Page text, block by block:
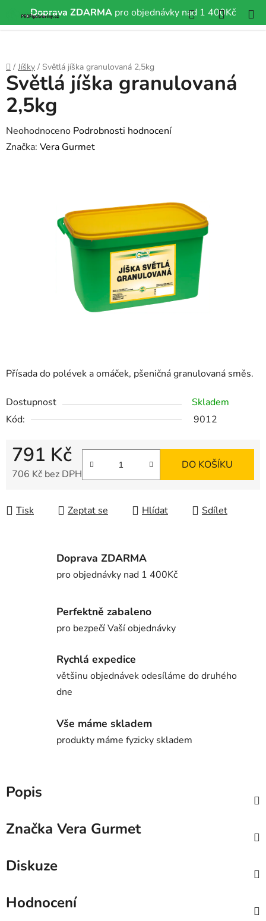
Doprava ZDARMA pro objednávky nad 1 400Kč
Přejít
Hledat
KOŠÍK
Domů
/ Jíšky / Světlá jíška granulovaná 2,5kg
Přísada do polévek a omáček, pšeničná granulovaná směs.
Dostupnost
Skladem
Kód:
9012
791 Kč
706 Kč bez DPH
DO KOŠÍKU
Tisk Zeptat se Hlídat Sdílet
Světlá jíška granulovaná
2,5kg
Průměrné
hodnocení
Neohodnoceno Podrobnosti hodnocení
Značka: Vera Gurmet
Doprava ZDARMA
pro objednávky nad 1 400Kč
Perfektně zabaleno
pro bezpečí Vaší objednávky
Rychlá expedice
většinu objednávek odesíláme do druhého
dne
Vše máme skladem
produkty máme fyzicky skladem
Popis
Značka Vera Gurmet
Diskuze
Hodnocení